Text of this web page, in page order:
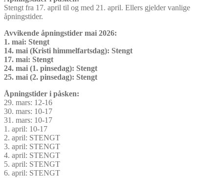
Stengt fra 17. april til og med 21. april. Ellers gjelder vanlige
åpningstider.
Avvikende åpningstider mai 2026:
1. mai: Stengt
14. mai (Kristi himmelfartsdag): Stengt
17. mai: Stengt
24. mai (1. pinsedag): Stengt
25. mai (2. pinsedag): Stengt
Åpningstider i påsken:
29. mars: 12-16
30. mars: 10-17
31. mars: 10-17
1. april: 10-17
2. april: STENGT
3. april: STENGT
4. april: STENGT
5. april: STENGT
6. april: STENGT